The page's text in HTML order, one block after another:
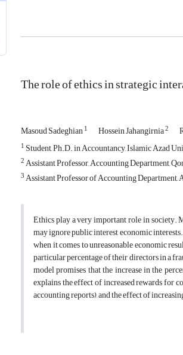
The role of ethics in strategic
Masoud Sadeghian1 Hossein Jahangirnia2
1 Student, Ph.D. in Accountancy, Islamic Azad
2Assistant Professor, Accounting Department,
3Assistant Professor of Accounting Department,
Ethics play a very important role in society.
may ignore public interest economic
when it comes to unreasonable economic
particular percentage of their directors in a
model promises that the increase in the
explains the effect of increased rewards for
accounting reports), and the effect of